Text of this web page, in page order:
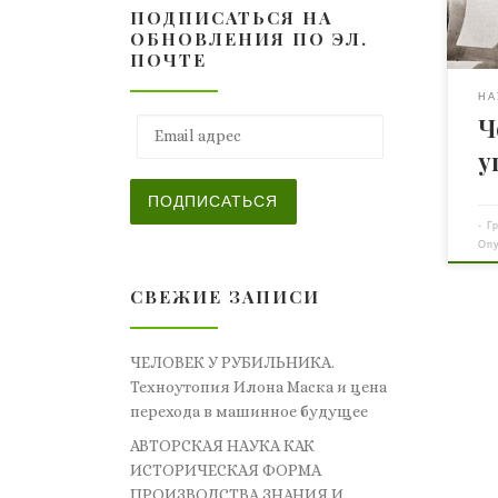
-
ПОДПИСАТЬСЯ НА
ОБНОВЛЕНИЯ ПО ЭЛ.
ПОЧТЕ
ПОДПИСАТЬСЯ
СВЕЖИЕ ЗАПИСИ
ЧЕЛОВЕК У РУБИЛЬНИКА.
Техноутопия Илона Маска и цена
перехода в машинное будущее
АВТОРСКАЯ НАУКА КАК
ИСТОРИЧЕСКАЯ ФОРМА